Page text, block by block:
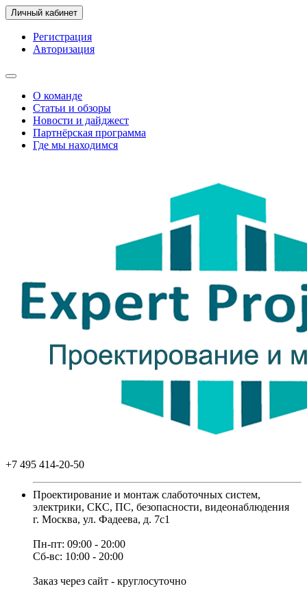
Личный кабинет
Регистрация
Авторизация
О команде
Статьи и обзоры
Новости и дайджест
Партнёрская программа
Где мы находимся
+7 495 414-20-50
Проектирование и монтаж слаботочных систем,
электрики, СКС, ПС, безопасности, видеонаблюдения
г. Москва, ул. Фадеева, д. 7с1
Пн-пт: 09:00 - 20:00
Сб-вс: 10:00 - 20:00
Заказ через сайт - круглосуточно